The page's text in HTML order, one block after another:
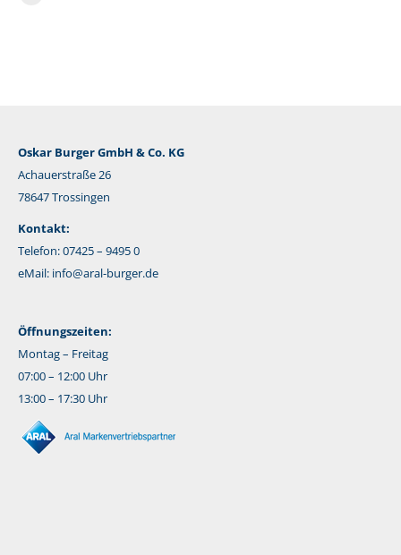
Oskar Burger GmbH & Co. KG
Achauerstraße 26
78647 Trossingen
Kontakt:
Telefon: 07425 – 9495 0
eMail: info@aral-burger.de
Öffnungszeiten:
Montag – Freitag
07:00 – 12:00 Uhr
13:00 – 17:30 Uhr